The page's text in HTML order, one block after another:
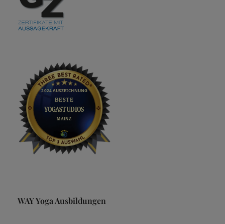
WAY Yoga Ausbildungen